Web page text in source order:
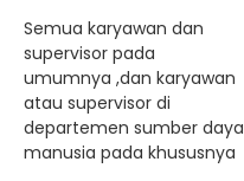
Semua karyawan dan
supervisor pada
umumnya ,dan karyawan
atau supervisor di
departemen sumber daya
manusia pada khususnya